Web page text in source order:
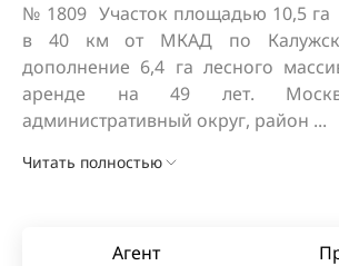
№ 1809  Участок площадью 10,5 га
в 40 км от МКАД по
дополнение 6,4 га лесного
аренде на 49 лет.
административный округ, район ...
Читать полностью
Агент